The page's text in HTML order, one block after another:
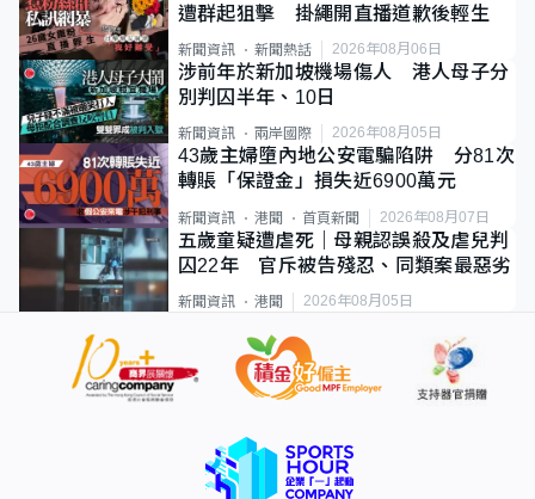
遭群起狙擊 掛繩開直播道歉後輕生
新聞資訊 新聞熱話 2026年08月06日
涉前年於新加坡機場傷人 港人母子分
別判囚半年、10日
新聞資訊 兩岸國際 2026年08月05日
43歲主婦墮內地公安電騙陷阱 分81次
轉賬「保證金」損失近6900萬元
新聞資訊 港聞 首頁新聞 2026年08月07日
五歲童疑遭虐死｜母親認誤殺及虐兒判
囚22年 官斥被告殘忍、同類案最惡劣
新聞資訊 港聞 2026年08月05日